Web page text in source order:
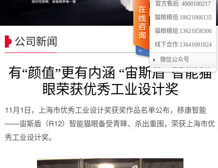
官方售后: 4000180217
猫眼模组:18621066135
猫眼模组:13621858306
线下合作:13641691824
微信公众号
公司新闻
有“颜值”更有内涵 “宙斯盾”智能猫
眼荣获优秀工业设计奖
11月1日，上海市优秀工业设计奖获奖作品名单公布，移康智能
——宙斯盾（R12）智能猫眼备受青睐、杀出重围，荣获上海市优
秀工业设计奖。